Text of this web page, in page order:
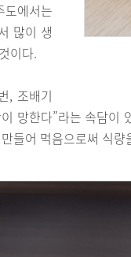
도에서는
많이 생
이다.
, 조배기
망한다”라는 속담이
들어 먹음으로써 식